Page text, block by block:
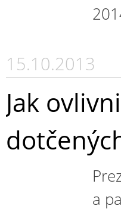
15.10.2013
Jak
a